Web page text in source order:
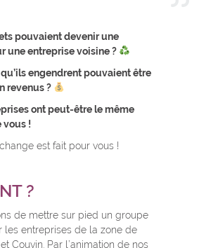
pouvaient devenir une
une entreprise voisine ?
qu’ils engendrent pouvaient être
revenus ?
ont peut-être le même
vous !
est fait pour vous !
?
de mettre sur pied un groupe
les entreprises de la zone de
Couvin. Par l’animation de nos